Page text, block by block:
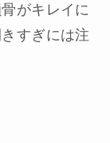
がキレイに
すぎには注